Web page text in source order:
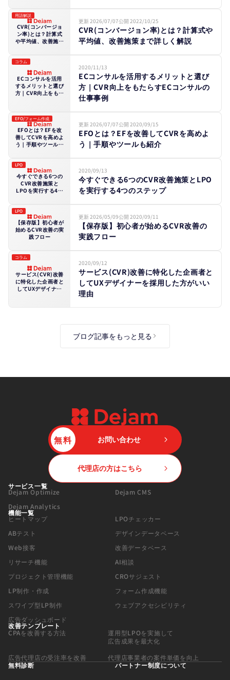
CVR(コンバージョ
ン率)とは？計算式
や平均値、改善施策
用語解説
更新 2026/07/07公開 2022/10/25
CVR(コンバージョン率)とは？計算式や
平均値、改善施策まで詳しく解説
ECコンサルを活用
するメリットと選び
方｜CVR向上をもた
コラム
2020/11/13
ECコンサルを活用するメリットと選び
方｜CVR向上をもたらすECコンサルの
仕事事例
EFOとは？EFを改
善してCVRを高めよ
う｜手順やツールも
EFO/フォーム作成
更新 2026/07/07公開 2020/09/15
EFOとは？EFを改善してCVRを高めよ
う｜手順やツールも紹介
今すぐできる6つの
CVR改善施策と
LPOを実行する4つ
LPO
2020/09/13
今すぐできる6つのCVR改善施策とLPO
を実行する4つのステップ
【保存版】初心者が
始めるCVR改善の実
践フロー
LPO
更新 2026/05/09公開 2020/09/11
【保存版】初心者が始めるCVR改善の
実践フロー
サービス(CVR)改善
に特化した企画者と
してUXデザイナー
コラム
2020/09/12
サービス(CVR)改善に特化した企画者と
してUXデザイナーを採用した方がいい
理由
ブログ記事をもっと見る
無料 お問い合わせ
代理店の方はこちら
サービス一覧
Dejam Optimize
Dejam CMS
Dejam Analytics
機能一覧
ヒートマップ
LPOチェッカー
ABテスト
デザインデータベース
Web接客
改善データベース
リサーチ機能
AI相談
プロジェクト管理機能
CROサジェスト
LP制作・作成
フォーム作成機能
スワイプ型LP制作
ウェブアクセシビリティ
広告ダッシュボード
改善テンプレート
CPAを改善する方法
運用型LPOを実施して
広告成果を最大化
広告代理店の受注率を改善
代理店事業者の案件単価を向上
無料診断
パートナー制度について